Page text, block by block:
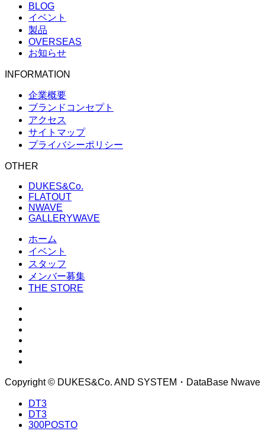
BLOG
イベント
製品
OVERSEAS
お知らせ
INFORMATION
企業概要
ブランドコンセプト
アクセス
サイトマップ
プライバシーポリシー
OTHER
DUKES&Co.
FLATOUT
NWAVE
GALLERYWAVE
ホーム
イベント
スタッフ
メンバー募集
THE STORE
Copyright © DUKES&Co. AND SYSTEM・DataBase Nwave
DT3
DT3
300POSTO